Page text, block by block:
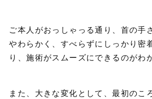
ご本人がおっしゃっる通り、首の手
やわらかく、すべらずにしっかり密
り、施術がスムーズにできるのがわ
また、大きな変化として、最初のこ